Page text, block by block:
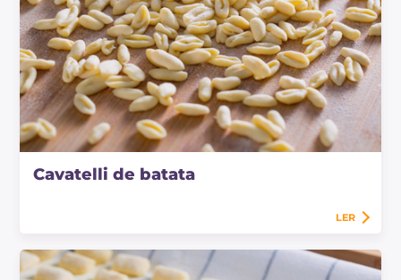
Cavatelli de batata
LER